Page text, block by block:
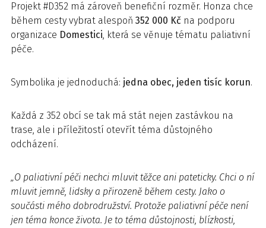
Projekt #D352 má zároveň benefiční rozměr. Honza chce
během cesty vybrat alespoň 352 000 Kč na podporu
organizace Domestici, která se věnuje tématu paliativní
péče.
Symbolika je jednoduchá: jedna obec, jeden tisíc korun.
Každá z 352 obcí se tak má stát nejen zastávkou na
trase, ale i příležitostí otevřít téma důstojného
odcházení.
„O paliativní péči nechci mluvit těžce ani pateticky. Chci o ní
mluvit jemně, lidsky a přirozeně během cesty. Jako o
součásti mého dobrodružství. Protože paliativní péče není
jen téma konce života. Je to téma důstojnosti, blízkosti,